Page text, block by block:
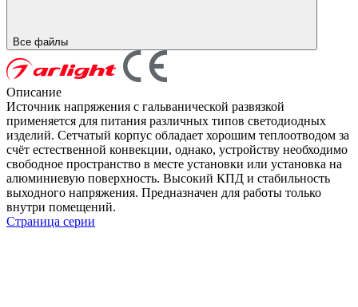
Все файлы
Описание
Источник напряжения с гальванической развязкой
применяется для питания различных типов светодиодных
изделий. Сетчатый корпус обладает хорошим теплоотводом за
счёт естественной конвекции, однако, устройству необходимо
свободное пространство в месте установки или установка на
алюминиевую поверхность. Высокий КПД и стабильность
выходного напряжения. Предназначен для работы только
внутри помещений.
Страница серии